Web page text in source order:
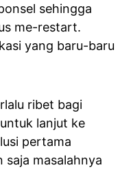
sehingga
me-restart.
yang baru-baru
ribet bagi
lanjut ke
pertama
masalahnya